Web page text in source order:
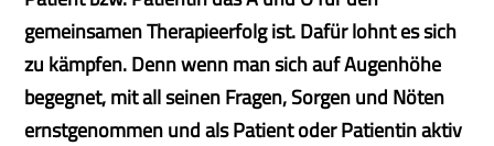
gemeinsamen Therapieerfolg ist. Dafür lohnt es sich
zu kämpfen. Denn wenn man sich auf Augenhöhe
begegnet, mit all seinen Fragen, Sorgen und Nöten
ernstgenommen und als Patient oder Patientin aktiv